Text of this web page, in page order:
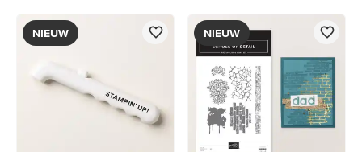
NIEUW NIEUW